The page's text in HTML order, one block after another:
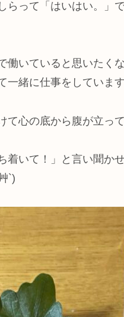
らって「はいはい。」
働いていると思いたく
一緒に仕事をしていま
て心の底から腹が立っ
着いて！」と言い聞か
`)